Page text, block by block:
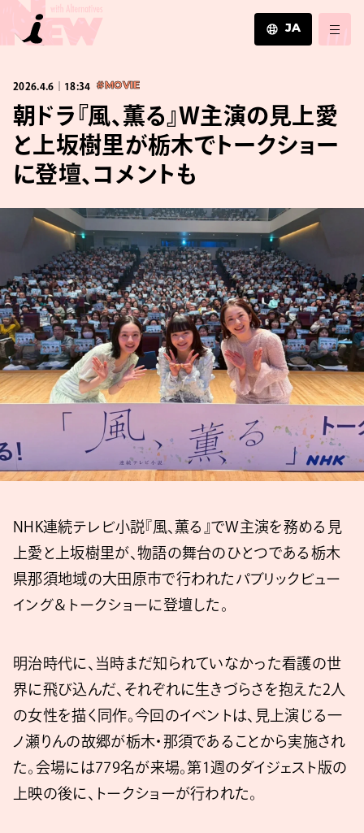
JA
ZH
2026.4.6｜18:34 #MOVIE
朝ドラ『風、薫る』W主演の見上愛
と上坂樹里が栃木でトークショー
に登壇、コメントも
NHK連続テレビ小説『風、薫る』でW主演を務める見
上愛と上坂樹里が、物語の舞台のひとつである栃木
県那須地域の大田原市で行われたパブリックビュー
イング＆トークショーに登壇した。
明治時代に、当時まだ知られていなかった看護の世
界に飛び込んだ、それぞれに生きづらさを抱えた2人
の女性を描く同作。今回のイベントは、見上演じる一
ノ瀬りんの故郷が栃木・那須であることから実施され
た。会場には779名が来場。第1週のダイジェスト版の
上映の後に、トークショーが行われた。